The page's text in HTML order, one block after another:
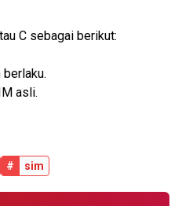
C sebagai berikut:
asli.
# sim